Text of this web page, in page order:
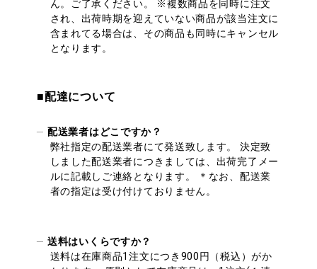
ん。ご了承ください。 ※複数商品を同時に注文
され、出荷時期を迎えていない商品が該当注文に
含まれてる場合は、その商品も同時にキャンセル
となります。
■配達について
配送業者はどこですか？
弊社指定の配送業者にて発送致します。 決定致
しました配送業者につきましては、出荷完了メー
ルに記載しご連絡となります。 ＊なお、配送業
者の指定は受け付けておりません。
送料はいくらですか？
送料は在庫商品1注文につき900円（税込）がか